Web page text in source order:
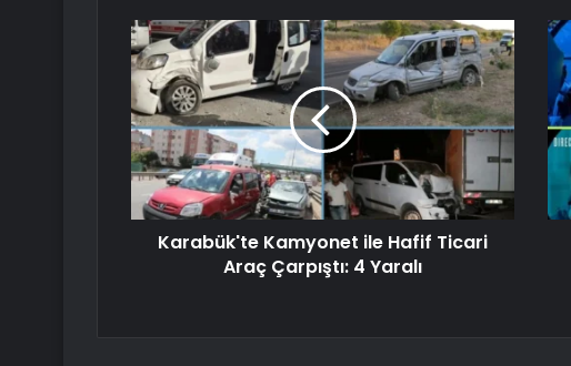
Karabük'te Kamyonet ile Hafif Ticari
Araç Çarpıştı: 4 Yaralı